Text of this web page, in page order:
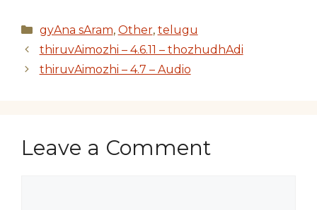
Categories
gyAna sAram, Other, telugu
thiruvAimozhi – 4.6.11 – thozhudhAdi
thiruvAimozhi – 4.7 – Audio
Leave a Comment